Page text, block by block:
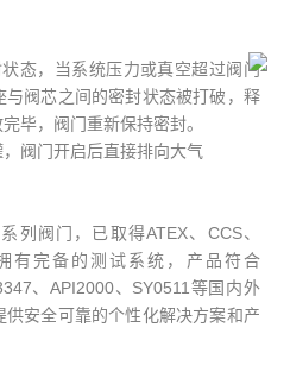
态，当系统压力或真空超过阀门
阀芯之间的密封状态被打破，释
毕，阀门重新保持密封。
阀门开启后直接排向大气
列阀门，已取得ATEX、CCS、
有完备的测试系统，产品符合
、API2000、SY0511等国内外
安全可靠的个性化解决方案和产